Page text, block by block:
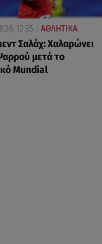
12:35 ΑΘΛΗΤΙΚΑ
Σαλάχ: Χαλαρώνει
μετά το
Mundial